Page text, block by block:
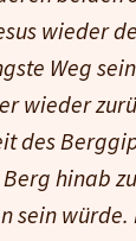
wieder
Weg
wieder
des
hinab
sein würde.